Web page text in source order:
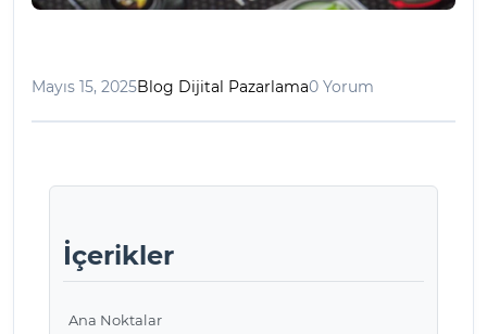
Mayıs 15, 2025Blog Dijital Pazarlama0 Yorum
İçerikler
Ana Noktalar